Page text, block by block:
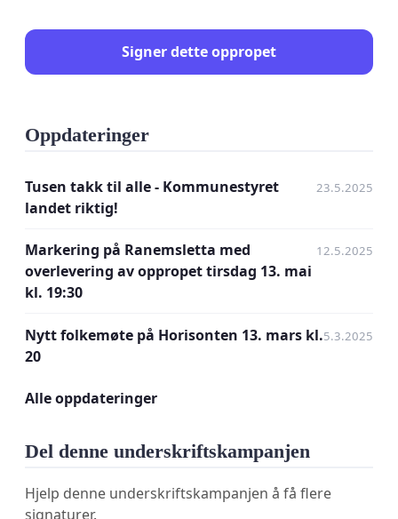
Regjeringa har nå lagt fram sin naturmelding som
naturmangfoldet”. Veglofjellet og resten av
fugle- og dyrelivet får leve i fred.
Naturkartleggingene i området er mangelfulle,
Ved Veglofjellet er Nordelvas utspring, ei av
sideelvene til Namsen, et nasjonalt laksevassdrag.
kulturminner.
seg i Overhalla er lett tilgang til store
friluftslivskartlegging i 2018 stadfestet å være et
“svært viktig friluftsområde” og et “stort turområde
uten tilrettelegging”. En eventuell
Signer dette oppropet
Oppdateringer
Tusen takk til alle - Kommunestyret
landet riktig!
23.5.2025
Markering på Ranemsletta med
overlevering av oppropet tirsdag 13. mai
kl. 19:30
12.5.2025
Nytt folkemøte på Horisonten 13. mars kl.
20
5.3.2025
Alle oppdateringer
Del denne underskriftskampanjen
Hjelp denne underskriftskampanjen å få flere
signaturer.